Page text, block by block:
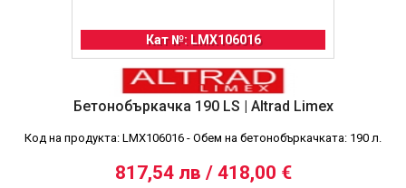
Кат №: LMX106016
Бетонобъркачка 190 LS | Altrad Limex
Код на продукта: LMX106016 - Обем на бетонобъркачката: 190 л.
817,54 лв / 418,00 €